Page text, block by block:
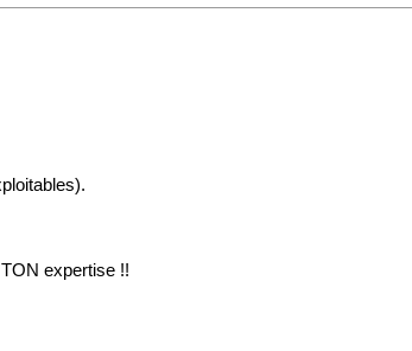
expertise !!